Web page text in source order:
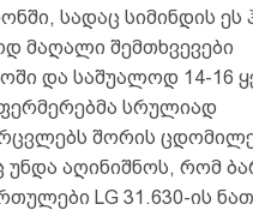
სადაც სიმინდის ეს
მაღალი შემთხვევები
და საშუალოდ 14-16
სრულიად
შორის
აღინიშნოს, რომ
LG 31.630-ის